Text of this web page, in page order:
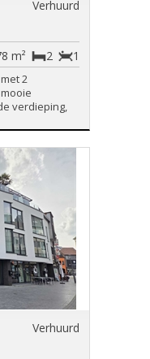
Verhuurd
1
2
m²
2
verdieping,
Verhuurd